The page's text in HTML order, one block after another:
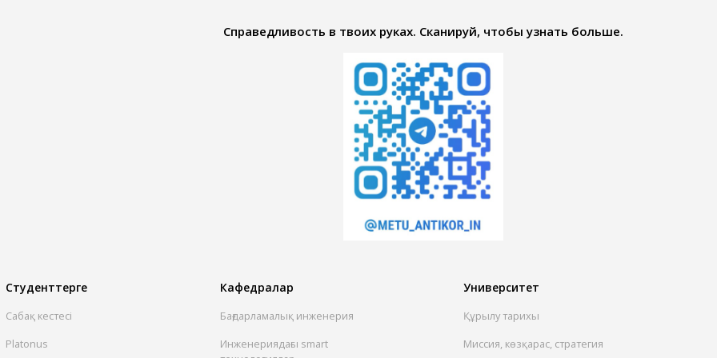
Справедливость в твоих руках. Сканируй, чтобы узнать больше.
Студенттерге
Сабақ кестесі
Platonus
Кафедралар
Бағдарламалық инженерия
Инженериядағы smart
Университет
Құрылу тарихы
Миссия, көзқарас, стратегия